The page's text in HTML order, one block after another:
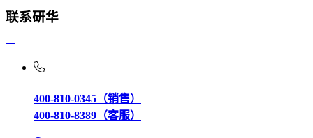
联系研华
400-810-0345（销售）
400-810-8389（客服）